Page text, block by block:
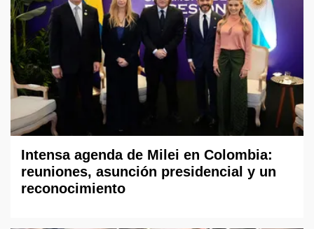
Intensa agenda de Milei en Colombia:
reuniones, asunción presidencial y un
reconocimiento